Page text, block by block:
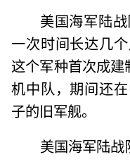
美国海军陆
一次时间长达几
这个军种首次成
机中队，期间还
子的旧军舰。
美国海军陆战